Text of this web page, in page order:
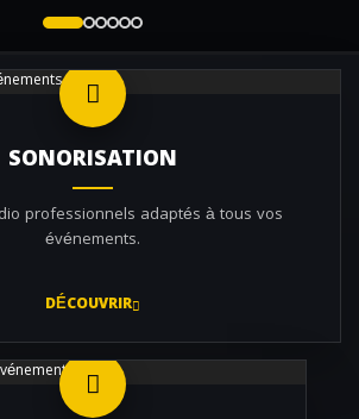
SONORISATION
professionnels adaptés à tous vos
événements.
DÉCOUVRIR